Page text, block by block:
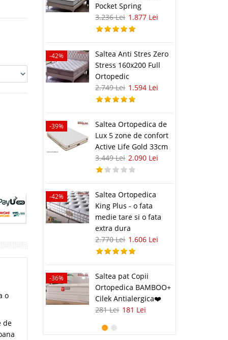
o
de
Pocket Spring
3.236 Lei 1.877 Lei
-42%
Saltea Anti Stres Zero
Stress 160x200 Full
Ortopedic
2.749 Lei 1.594 Lei
-39%
Saltea Ortopedica de
Lux 5 zone de confort
Active Life Gold 33cm
3.449 Lei 2.090 Lei
-42%
Saltea Ortopedica
King Plus - o fata
medie tare si o fata
extra dura
2.770 Lei 1.606 Lei
-36%
Saltea pat Copii
Ortopedica BAMBOO+
Cilek Antialergica❤️
281 Lei 181 Lei